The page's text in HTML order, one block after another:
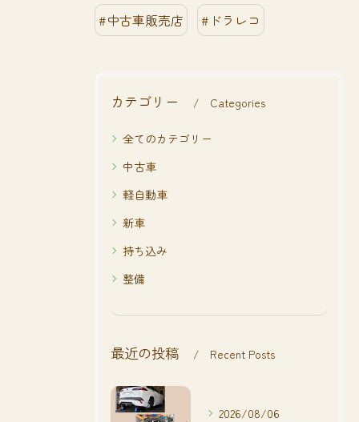
#中古車販売店 #ドラレコ
カテゴリー Categories
全てのカテゴリー
中古車
軽自動車
新車
持ち込み
整備
最近の投稿 Recent Posts
2026/08/06